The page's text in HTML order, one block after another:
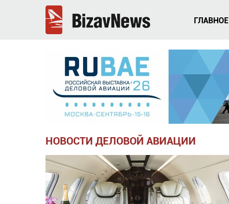
ГЛАВНОЕ
НОВОСТИ ДЕЛОВОЙ АВИАЦИИ